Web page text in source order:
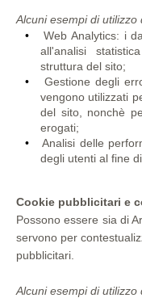
Alcuni esempi di
Web Analytics: i
all'analisi
struttura del sito;
Gestione degli
vengono utilizzati
del sito, nonchè
erogati;
Analisi delle
degli utenti al fine
Cookie pubblicitari e
Possono essere sia di
servono per
pubblicitari.
Alcuni esempi di